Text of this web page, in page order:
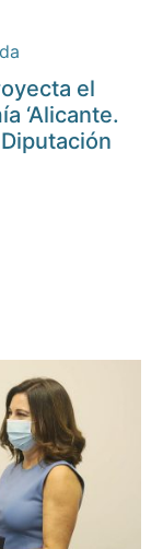
el
‘Alicante.